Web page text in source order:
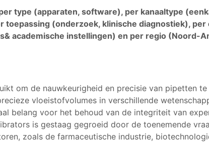
type (apparaten, software), per kanaaltype
(onderzoek, klinische diagnostiek),
academische instellingen) en per regio (Noord-
om de nauwkeurigheid en precisie van pipetten te
vloeistofvolumes in verschillende
belang voor het behoud van de integriteit van
is gestaag gegroeid door de toenemende
zoals de farmaceutische industrie,